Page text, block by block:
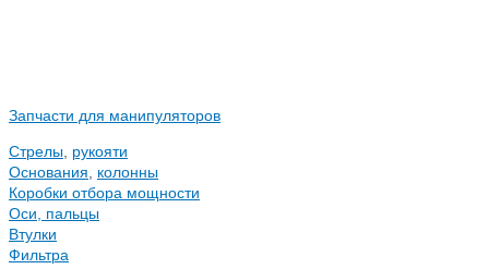
Запчасти для манипуляторов
Стрелы рукояти
Основания колонны
Коробки отбора мощности
Оси, пальцы
Втулки
Фильтра